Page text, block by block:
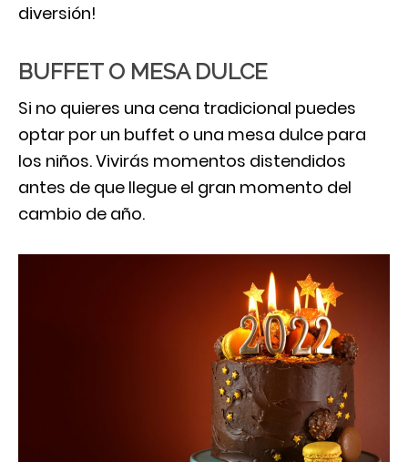
diversión!
BUFFET O MESA DULCE
Si no quieres una cena tradicional puedes
optar por un buffet o una mesa dulce para
los niños. Vivirás momentos distendidos
antes de que llegue el gran momento del
cambio de año.